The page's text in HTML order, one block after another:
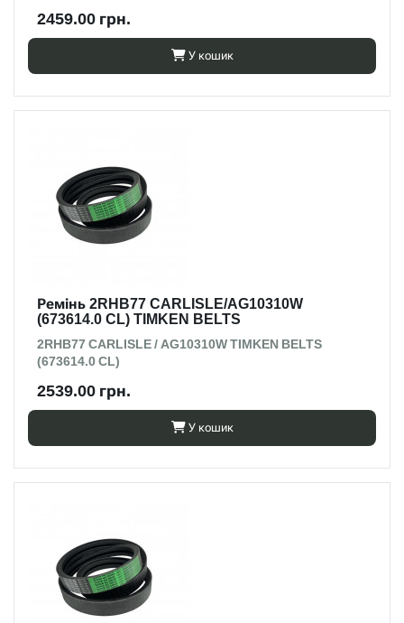
2459.00 грн.
У кошик
Ремінь 2RHB77 CARLISLE/AG10310W
(673614.0 CL) TIMKEN BELTS
2RHB77 CARLISLE / AG10310W TIMKEN BELTS
(673614.0 CL)
2539.00 грн.
У кошик